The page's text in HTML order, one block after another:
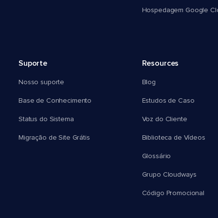
Hospedagem Google
Suporte
Nosso suporte
Base de Conhecimento
Status do Sistema
Migração de Site Grátis
Resources
Blog
Estudos de Caso
Voz do Cliente
Biblioteca de Vídeos
Glossário
Grupo Cloudways
Código Promocional